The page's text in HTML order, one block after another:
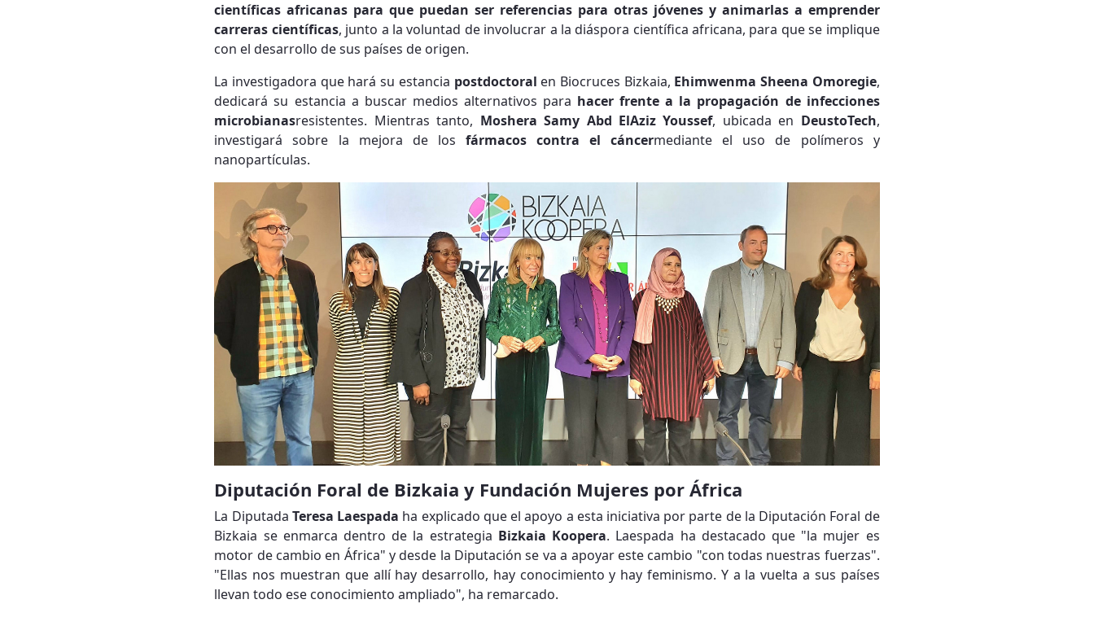
científicas africanas para que puedan ser referencias para otras jóvenes y animarlas a emprender
carreras científicas, junto a la voluntad de involucrar a la diáspora científica africana, para que se implique
con el desarrollo de sus países de origen.
La investigadora que hará su estancia postdoctoral en Biocruces Bizkaia, Ehimwenma Sheena Omoregie,
dedicará su estancia a buscar medios alternativos para hacer frente a la propagación de infecciones
microbianasresistentes. Mientras tanto, Moshera Samy Abd ElAziz Youssef, ubicada en DeustoTech,
investigará sobre la mejora de los fármacos contra el cáncermediante el uso de polímeros y
nanopartículas.
Diputación Foral de Bizkaia y Fundación Mujeres por África
La Diputada Teresa Laespada ha explicado que el apoyo a esta iniciativa por parte de la Diputación Foral de
Bizkaia se enmarca dentro de la estrategia Bizkaia Koopera. Laespada ha destacado que "la mujer es
motor de cambio en África" y desde la Diputación se va a apoyar este cambio "con todas nuestras fuerzas".
"Ellas nos muestran que allí hay desarrollo, hay conocimiento y hay feminismo. Y a la vuelta a sus países
llevan todo ese conocimiento ampliado", ha remarcado.